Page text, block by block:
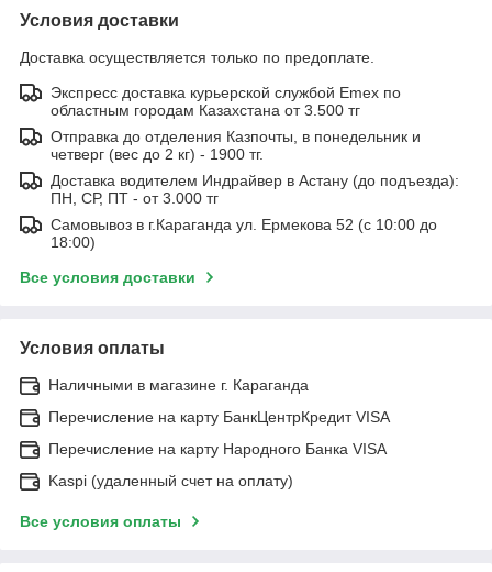
Условия доставки
Доставка осуществляется только по предоплате.
Экспресс доставка курьерской службой Emex по
областным городам Казахстана от 3.500 тг
Отправка до отделения Казпочты, в понедельник и
четверг (вес до 2 кг) - 1900 тг.
Доставка водителем Индрайвер в Астану (до подъезда):
ПН, СР, ПТ - от 3.000 тг
Самовывоз в г.Караганда ул. Ермекова 52 (с 10:00 до
18:00)
Все условия доставки
Условия оплаты
Наличными в магазине г. Караганда
Перечисление на карту БанкЦентрКредит VISA
Перечисление на карту Народного Банка VISA
Kaspi (удаленный счет на оплату)
Все условия оплаты